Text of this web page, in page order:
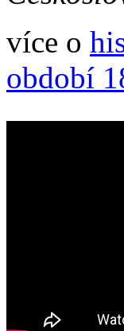
více o
období